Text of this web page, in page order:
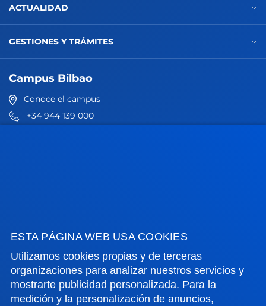
ESTA PÁGINA WEB USA COOKIES
Utilizamos cookies propias y de terceras
organizaciones para analizar nuestros servicios y
mostrarte publicidad personalizada. Para la
medición y la personalización de anuncios,
ACTUALIDAD
GESTIONES Y TRÁMITES
Campus Bilbao
Conoce el campus
+34 944 139 000
Sede Vitoria
Conoce la sede
+34 945 010 114
Contacto